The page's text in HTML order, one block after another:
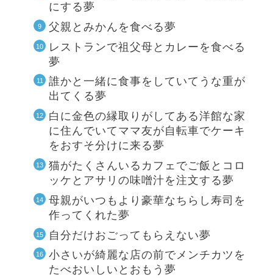
にする夢
父親とみかんを食べる夢
レストランで祖父母とカレーを食べる
夢
誰かと一緒に食事をしていてうな重が
出てくる夢
白に金色の縁取りがしてある洋館な家
に住んでいてママ友が自転車でケーキ
をおすそ分けに来る夢
猫がたくさんいるカフェでご飯とコロ
ッケとアサリの味噌汁を注文する夢
母親がいつもより豪華なちらし寿司を
作ってくれた夢
自分だけおごってもらえない夢
小さいが綺麗な店の前でメンチカツを
たべおいしいとおもう夢